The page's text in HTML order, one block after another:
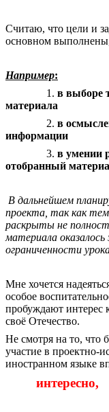
Считаю, что цели и
основном выполнены,
Например:
в выборе
материала
в
информации
в умении
отобранный
В дальнейшем
проекта, так как
раскрыты не
материала
ограниченности
Мне хочется
особое
пробуждают интерес
своё Отечество.
Не смотря на то, что
участие в проектно-
иностранном языке
интересно,